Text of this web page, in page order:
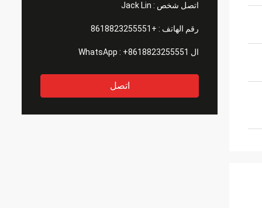
اتصل شخص : Jack Lin
رقم الهاتف : +8618823255551
ال WhatsApp : +8618823255551
اتصل